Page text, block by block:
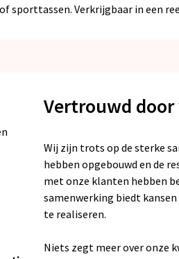
sporttassen. Verkrijgbaar in een
Vertrouwd door
Wij zijn trots op de sterke
hebben opgebouwd en de
met onze klanten hebben
samenwerking biedt
te realiseren.
Niets zegt meer over onze